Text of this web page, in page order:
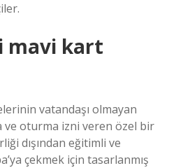
mavi kart
vatandaşı olmayan
ve oturma izni veren özel bir
dışından eğitimli ve
çekmek için tasarlanmış